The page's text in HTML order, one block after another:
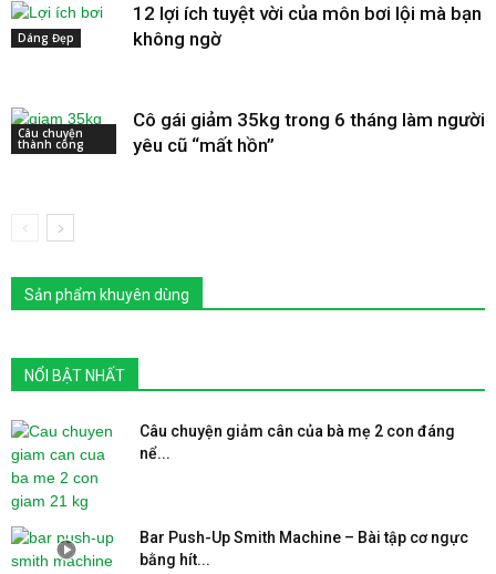
Dáng Đẹp
12 lợi ích tuyệt vời của môn bơi lội mà bạn
không ngờ
Câu chuyện
thành công
Cô gái giảm 35kg trong 6 tháng làm người
yêu cũ “mất hồn”
Sản phẩm khuyên dùng
NỔI BẬT NHẤT
Câu chuyện giảm cân của bà mẹ 2 con đáng
nể...
Bar Push-Up Smith Machine – Bài tập cơ ngực
bằng hít...